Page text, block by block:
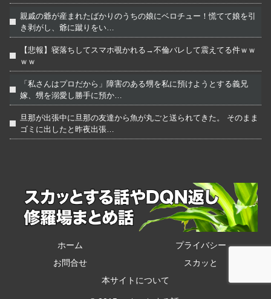
親戚の爺が産まれたばかりのうちの娘にベロチュー！慌てて娘を引
き剥がし、爺に蹴りをい…
【悲報】寝落ちしてスマホ覗かれる→不倫バレして震えてる件ｗｗ
ｗｗ
「私さんはプロだから」障害のある甥を私に預けようとする義兄
嫁、甥を溺愛し勝手に預か…
旦那が出張中に旦那の友達から魚が丸ごと送られてきた。 そのまま
ゴミに出したと昨夜出張…
ホーム
プライバシー
お問合せ
スカッと
本サイトについて